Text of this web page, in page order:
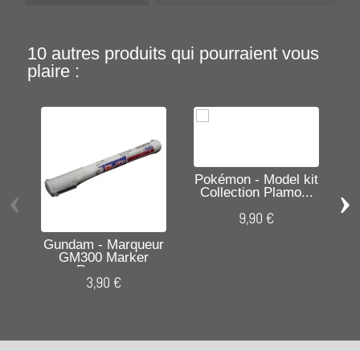
10 autres produits qui pourraient vous
plaire :
Gundam - Marqueur
GM300 Marker
Remover
3,90 €
Pokémon - Model kit
Collection Plamo...
9,90 €
‹ ›